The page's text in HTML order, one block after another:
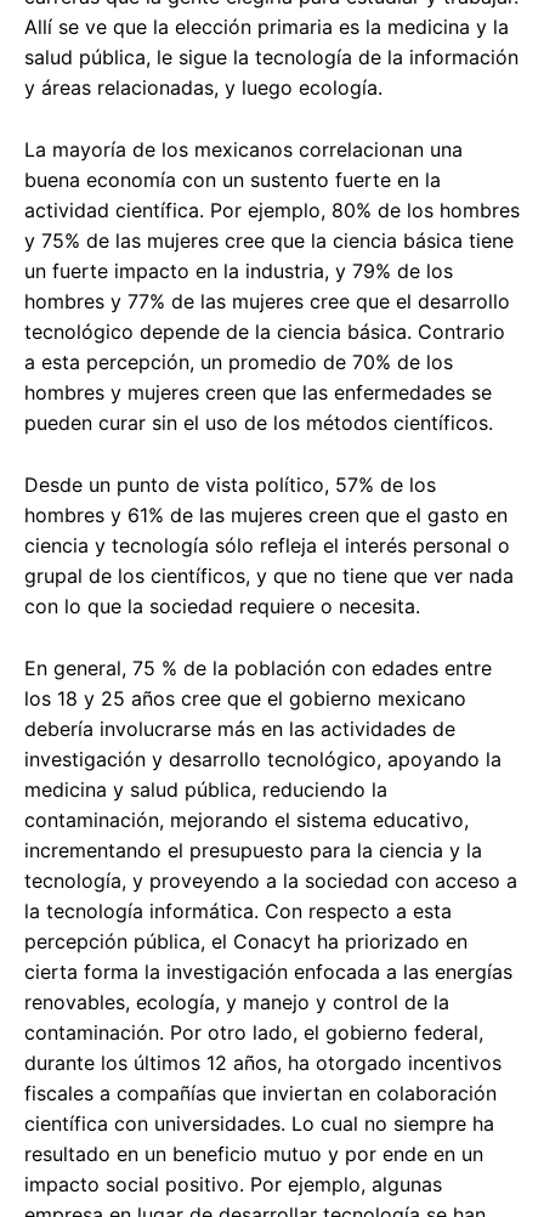
Allí se ve que la elección primaria es la medicina y la
salud pública, le sigue la tecnología de la información
y áreas relacionadas, y luego ecología.
La mayoría de los mexicanos correlacionan una
buena economía con un sustento fuerte en la
actividad científica. Por ejemplo, 80% de los hombres
y 75% de las mujeres cree que la ciencia básica tiene
un fuerte impacto en la industria, y 79% de los
hombres y 77% de las mujeres cree que el desarrollo
tecnológico depende de la ciencia básica. Contrario
a esta percepción, un promedio de 70% de los
hombres y mujeres creen que las enfermedades se
pueden curar sin el uso de los métodos científicos.
Desde un punto de vista político, 57% de los
hombres y 61% de las mujeres creen que el gasto en
ciencia y tecnología sólo refleja el interés personal o
grupal de los científicos, y que no tiene que ver nada
con lo que la sociedad requiere o necesita.
En general, 75 % de la población con edades entre
los 18 y 25 años cree que el gobierno mexicano
debería involucrarse más en las actividades de
investigación y desarrollo tecnológico, apoyando la
medicina y salud pública, reduciendo la
contaminación, mejorando el sistema educativo,
incrementando el presupuesto para la ciencia y la
tecnología, y proveyendo a la sociedad con acceso a
la tecnología informática. Con respecto a esta
percepción pública, el Conacyt ha priorizado en
cierta forma la investigación enfocada a las energías
renovables, ecología, y manejo y control de la
contaminación. Por otro lado, el gobierno federal,
durante los últimos 12 años, ha otorgado incentivos
fiscales a compañías que inviertan en colaboración
científica con universidades. Lo cual no siempre ha
resultado en un beneficio mutuo y por ende en un
impacto social positivo. Por ejemplo, algunas